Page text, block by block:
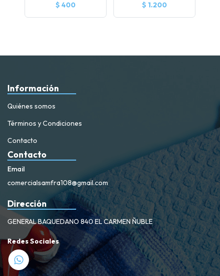
$ 400
$ 1.200
Información
Quiénes somos
Términos y Condiciones
Contacto
Contacto
Email
comercialsamfra108@gmail.com
Dirección
GENERAL BAQUEDANO 840 EL CARMEN ÑUBLE
Redes Sociales